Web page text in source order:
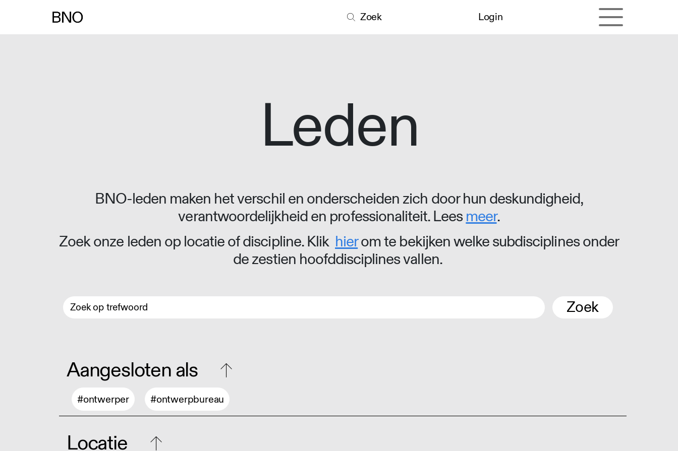
Zoek Login
Leden
BNO-leden maken het verschil en onderscheiden zich door hun deskundigheid,
verantwoordelijkheid en professionaliteit. Leesmeer.
Zoek onze leden op locatie of discipline. Klik hierom te bekijken welke subdisciplines onder
de zestien hoofddisciplines vallen.
Zoek
Aangesloten als
#ontwerper #ontwerpbureau
Locatie